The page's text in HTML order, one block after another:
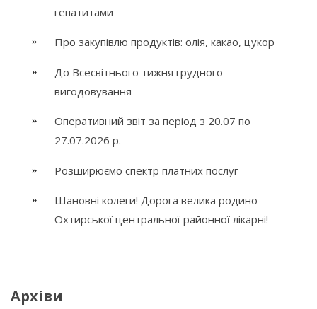
гепатитами
Про закупівлю продуктів: олія, какао, цукор
До Всесвітнього тижня грудного
вигодовування
Оперативний звіт за період з 20.07 по
27.07.2026 р.
Розширюємо спектр платних послуг
Шановні колеги! Дорога велика родино
Охтирської центральної районної лікарні!
Архіви